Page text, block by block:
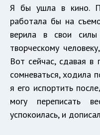
Я бы ушла в кино.
работала бы на
верила в свои
творческому
Вот сейчас, сдавая в
сомневаться, ходила
я его испортить
могу переписать
успокоилась, и